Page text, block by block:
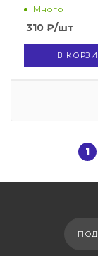
арт.SI- 2493-
Много
310 ₽/шт
В
1